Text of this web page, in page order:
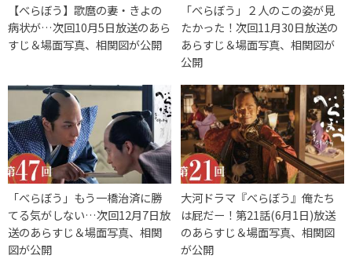
【べらぼう】歌麿の妻・きよの
病状が…次回10月5日放送のあら
すじ＆場面写真、相関図が公開
「べらぼう」２人のこの姿が見
たかった！次回11月30日放送の
あらすじ＆場面写真、相関図が
公開
「べらぼう」もう一橋治済に勝
てる気がしない…次回12月7日放
送のあらすじ＆場面写真、相関
図が公開
大河ドラマ『べらぼう』俺たち
は屁だー！第21話(6月1日)放送
のあらすじ＆場面写真、相関図
が公開